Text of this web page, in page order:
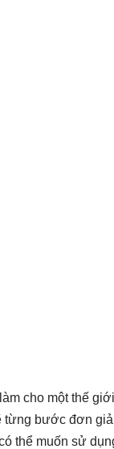
cho một thế
bước đơn
thể muốn sử